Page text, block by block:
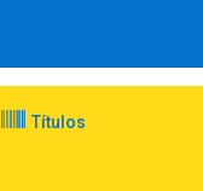
Títulos